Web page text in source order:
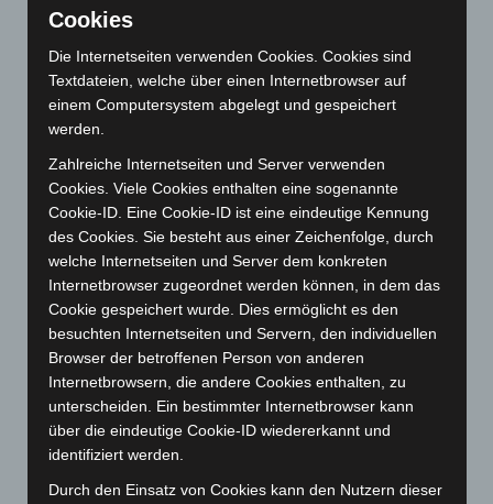
August 2026(14)
Juli 2026(73)
Juni 2026(139)
Mai 2026
April 2026
(99)
März 2026 (115)
Februar 2026(109)
Januar 2026(122)
Dezember 2025(103)
November 2025(114)
Oktober 2025 (112)
September 2025(93)
August 2025
(90)
Juli 2025(90)
Juni 2025(103)
Cookies
Die Internetseiten verwenden Cookies. Cookies sind
Textdateien, welche über einen Internetbrowser auf
einem Computersystem abgelegt und gespeichert
werden.
Zahlreiche Internetseiten und Server verwenden
Cookies. Viele Cookies enthalten eine sogenannte
Cookie-ID. Eine Cookie-ID ist eine eindeutige Kennung
des Cookies. Sie besteht aus einer Zeichenfolge, durch
welche Internetseiten und Server dem konkreten
Internetbrowser zugeordnet werden können, in dem das
Cookie gespeichert wurde. Dies ermöglicht es den
besuchten Internetseiten und Servern, den individuellen
Browser der betroffenen Person von anderen
Internetbrowsern, die andere Cookies enthalten, zu
unterscheiden. Ein bestimmter Internetbrowser kann
über die eindeutige Cookie-ID wiedererkannt und
identifiziert werden.
Durch den Einsatz von Cookies kann den Nutzern dieser